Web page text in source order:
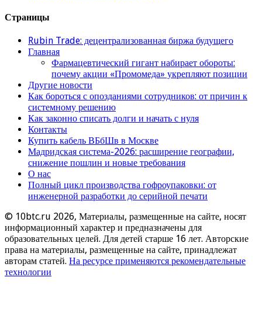
Страницы
Rubin Trade: децентрализованная биржа будущего
Главная
Фармацевтический гигант набирает обороты:
почему акции «Промомеда» укрепляют позиции
Другие новости
Как бороться с опозданиями сотрудников: от причин к
системному решению
Как законно списать долги и начать с нуля
Контакты
Купить кабель ВБбШв в Москве
Мадридская система-2026: расширение географии,
снижение пошлин и новые требования
О нас
Полный цикл производства гофроупаковки: от
инженерной разработки до серийной печати
© 10btc.ru 2026, Материалы, размещенные на сайте, носят
информационный характер и предназначены для
образовательных целей. Для детей старше 16 лет. Авторские
права на материалы, размещенные на сайте, принадлежат
авторам статей. На ресурсе применяются рекомендательные
технологии